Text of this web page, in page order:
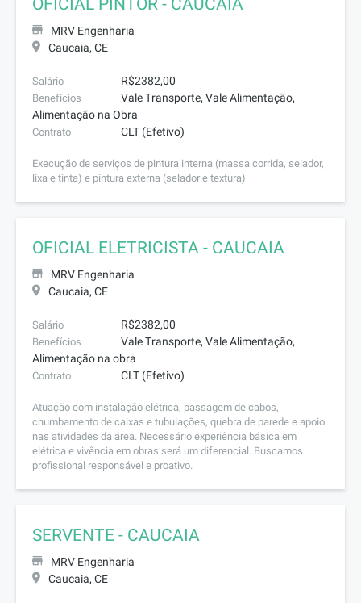
OFICIAL PINTOR - CAUCAIA
MRV Engenharia
Caucaia, CE
Salário R$2382,00
Benefícios
Vale Transporte, Vale Alimentação,
Alimentação na Obra
Contrato CLT (Efetivo)
Execução de serviços de pintura interna (massa corrida, selador,
lixa e tinta) e pintura externa (selador e textura)
OFICIAL ELETRICISTA - CAUCAIA
MRV Engenharia
Caucaia, CE
Salário R$2382,00
Benefícios
Vale Transporte, Vale Alimentação,
Alimentação na obra
Contrato CLT (Efetivo)
Atuação com instalação elétrica, passagem de cabos,
chumbamento de caixas e tubulações, quebra de parede e apoio
nas atividades da área. Necessário experiência básica em
elétrica e vivência em obras será um diferencial. Buscamos
profissional responsável e proativo.
SERVENTE - CAUCAIA
MRV Engenharia
Caucaia, CE